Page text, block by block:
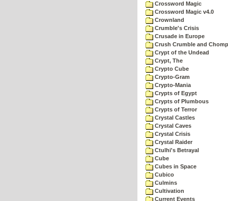
Crossword Magic
Crossword Magic v4.0
Crownland
Crumble's Crisis
Crusade in Europe
Crush Crumble and Chomp
Crypt of the Undead
Crypt, The
Crypto Cube
Crypto-Gram
Crypto-Mania
Crypts of Egypt
Crypts of Plumbous
Crypts of Terror
Crystal Castles
Crystal Caves
Crystal Crisis
Crystal Raider
Ctulhi's Betrayal
Cube
Cubes in Space
Cubico
Culmins
Cultivation
Current Events